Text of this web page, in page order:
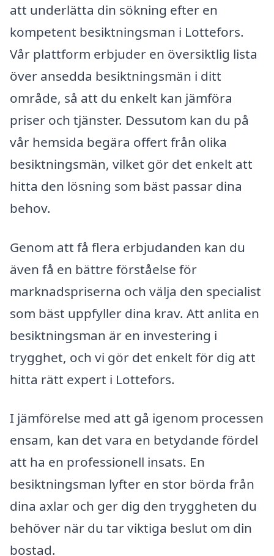
att underlätta din sökning efter en
kompetent besiktningsman i Lottefors.
Vår plattform erbjuder en översiktlig lista
över ansedda besiktningsmän i ditt
område, så att du enkelt kan jämföra
priser och tjänster. Dessutom kan du på
vår hemsida begära offert från olika
besiktningsmän, vilket gör det enkelt att
hitta den lösning som bäst passar dina
behov.
Genom att få flera erbjudanden kan du
även få en bättre förståelse för
marknadspriserna och välja den specialist
som bäst uppfyller dina krav. Att anlita en
besiktningsman är en investering i
trygghet, och vi gör det enkelt för dig att
hitta rätt expert i Lottefors.
I jämförelse med att gå igenom processen
ensam, kan det vara en betydande fördel
att ha en professionell insats. En
besiktningsman lyfter en stor börda från
dina axlar och ger dig den tryggheten du
behöver när du tar viktiga beslut om din
bostad.